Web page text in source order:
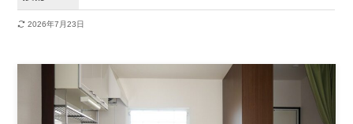
2026年7月23日